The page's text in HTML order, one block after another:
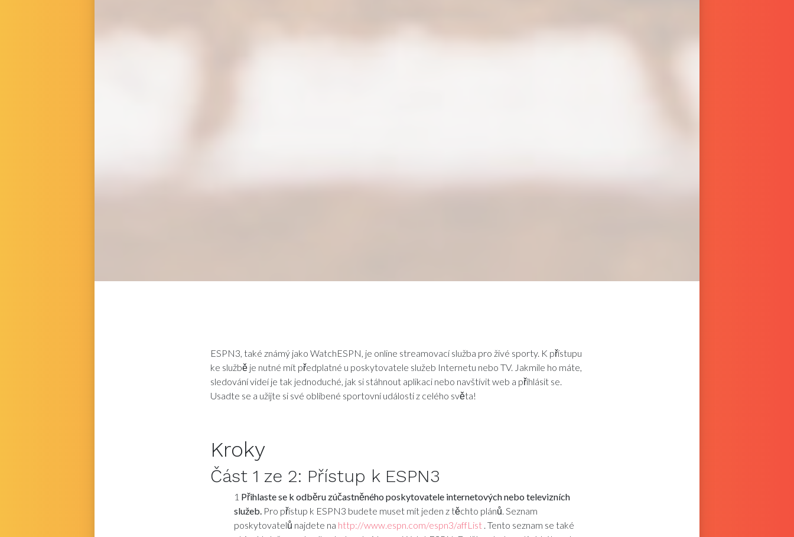
ESPN3, také známý jako WatchESPN, je online streamovací služba pro živé sporty. K přístupu
ke službě je nutné mít předplatné u poskytovatele služeb Internetu nebo TV. Jakmile ho máte,
sledování videí je tak jednoduché, jak si stáhnout aplikaci nebo navštívit web a přihlásit se.
Usadte se a užijte si své oblíbené sportovní události z celého světa!
Kroky
Část 1 ze 2: Přístup k ESPN3
1 Přihlaste se k odběru zúčastněného poskytovatele internetových nebo televizních
služeb.Pro přístup k ESPN3 budete muset mít jeden z těchto plánů. Seznam
poskytovatelů najdete na http://www.espn.com/espn3/affList. Tento seznam se také